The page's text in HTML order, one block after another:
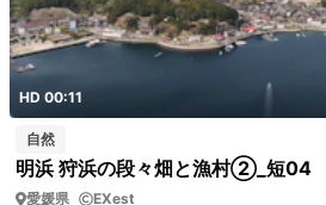
HD 00:11
自然
明浜 狩浜の段々畑と漁村②_短04
愛媛県 EXest